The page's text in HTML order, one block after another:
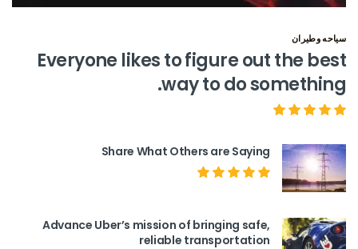
سياحه وطيران
Everyone likes to figure out the best
way to do something.
Share What Others are Saying
Advance Uber’s mission of bringing safe,
reliable transportation